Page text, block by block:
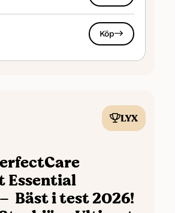
För att skapa en
av strykjärnet har vi hämtat
från Pricerunner
.
Köp
LYX
Essential
Bäst i test 2026!